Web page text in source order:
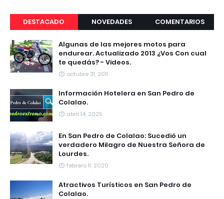
DESTACADO NOVEDADES COMENTARIOS
Algunas de las mejores motos para
endurear. Actualizado 2013 ¿Vos Con cual
te quedás? - Videos.
octubre 31, 2011
Información Hotelera en San Pedro de
Colalao.
abril 14, 2025
En San Pedro de Colalao: Sucedió un
verdadero Milagro de Nuestra Señora de
Lourdes.
febrero 11, 2020
Atractivos Turísticos en San Pedro de
Colalao.